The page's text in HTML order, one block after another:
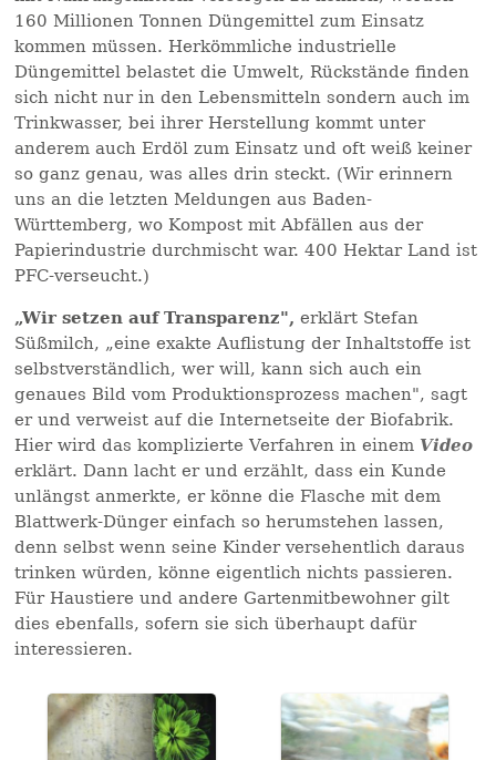
160 Millionen Tonnen Düngemittel zum Einsatz
kommen müssen. Herkömmliche industrielle
Düngemittel belastet die Umwelt, Rückstände finden
sich nicht nur in den Lebensmitteln sondern auch im
Trinkwasser, bei ihrer Herstellung kommt unter
anderem auch Erdöl zum Einsatz und oft weiß keiner
so ganz genau, was alles drin steckt. (Wir erinnern
uns an die letzten Meldungen aus Baden-
Württemberg, wo Kompost mit Abfällen aus der
Papierindustrie durchmischt war. 400 Hektar Land ist
PFC-verseucht.)
„Wir setzen auf Transparenz", erklärt Stefan
Süßmilch, „eine exakte Auflistung der Inhaltstoffe ist
selbstverständlich, wer will, kann sich auch ein
genaues Bild vom Produktionsprozess machen", sagt
er und verweist auf die Internetseite der Biofabrik.
Hier wird das komplizierte Verfahren in einem Video
erklärt. Dann lacht er und erzählt, dass ein Kunde
unlängst anmerkte, er könne die Flasche mit dem
Blattwerk-Dünger einfach so herumstehen lassen,
denn selbst wenn seine Kinder versehentlich daraus
trinken würden, könne eigentlich nichts passieren.
Für Haustiere und andere Gartenmitbewohner gilt
dies ebenfalls, sofern sie sich überhaupt dafür
interessieren.